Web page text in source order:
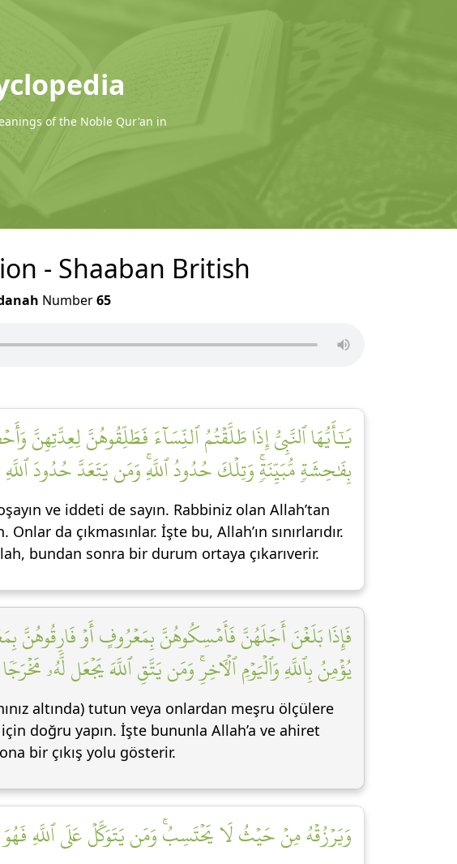
of the Noble Qur'an in
- Shaaban British
Number65
يَٰٓأَيُّهَا ٱلنَّبِيُّ إِذَا طَلَّقۡتُمُ ٱلنِّسَآءَ فَطَلِّقُوهُنَّ لِعِدَّتِهِنَّ
بِفَٰحِشَةٖ مُّبَيِّنَةٖۚ وَتِلۡكَ حُدُودُ ٱللَّهِۚ وَمَن يَتَعَدَّ حُدُودَ
ve iddeti de sayın. Rabbiniz olan Allah’tan
da çıkmasınlar. İşte bu, Allah’ın sınırlarıdır.
bundan sonra bir durum ortaya çıkarıverir.
فَإِذَا بَلَغۡنَ أَجَلَهُنَّ فَأَمۡسِكُوهُنَّ بِمَعۡرُوفٍ أَوۡ
يُؤۡمِنُ بِٱللَّهِ وَٱلۡيَوۡمِ ٱلۡأٓخِرِۚ وَمَن يَتَّقِ ٱللَّهَ يَجۡعَل لَّهُۥ مَخۡرَجٗا
altında) tutun veya onlardan meşru ölçülere
doğru yapın. İşte bununla Allah’a ve ahiret
bir çıkış yolu gösterir.
وَيَرۡزُقۡهُ مِنۡ حَيۡثُ لَا يَحۡتَسِبُۚ وَمَن يَتَوَكَّلۡ عَلَى ٱللَّهِ